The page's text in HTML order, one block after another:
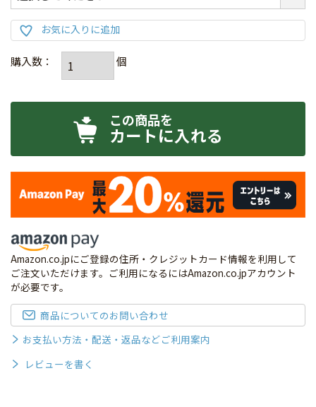
カートに入れる
Amazon.co.jpにご登録の住所・クレジットカード情報を利用して
ご注文いただけます。ご利用になるにはAmazon.co.jpアカウント
が必要です。
商品についてのお問い合わせ
お支払い方法・配送・返品などご利用案内
レビューを書く